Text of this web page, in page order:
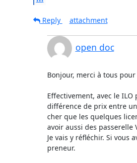
Reply
attachment
open doc
Bonjour, merci à tous
Effectivement, avec le ILO
différence de prix entre
cher que les quelques
avoir aussi des passerelle
Je vais y réfléchir. Si vous
preneur.